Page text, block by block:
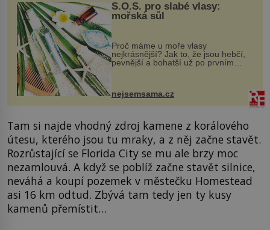
S.O.S. pro slabé vlasy:
mořská sůl
Proč máme u moře vlasy
nejkrásnější? Jak to, že jsou hebčí,
pevnější a bohatší už po prvním
vlasy. ...
nejsemsama.cz
Tam si najde vhodný zdroj kamene z korálového
útesu, kterého jsou tu mraky, a z něj začne stavět.
Rozrůstající se Florida City se mu ale brzy moc
nezamlouvá. A když se poblíž začne stavět silnice,
neváhá a koupí pozemek v městečku Homestead
asi 16 km odtud. Zbývá tam tedy jen ty kusy
kamenů přemístit…